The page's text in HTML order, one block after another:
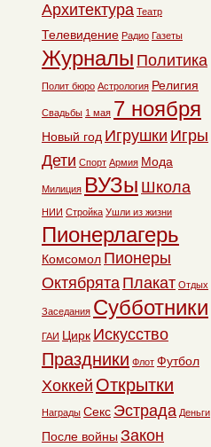
Архитектура Театр
Телевидение Радио Газеты
Журналы Политика
Полит бюро Астрология Религия
Свадьбы 1 мая 7 ноября
Новый год Игрушки Игры
Дети Спорт Армия Мода
Милиция ВУЗы Школа
НИИ Стройка Ушли из жизни
Пионерлагерь
Комсомол Пионеры
Октябрята Плакат Отдых
Заседания Субботники
ГАИ Цирк Искусство
Праздники Флот Футбол
Хоккей Открытки
Награды Секс Эстрада Деньги
После войны Закон